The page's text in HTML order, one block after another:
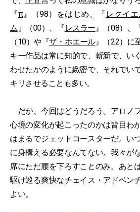
『π』（98）をはじめ、『 レクイ
ム』（00）、『レスラー』（08）、
（10）や『ザ・ホエール』（22）に
キー作品は常に知的で、斬新で、い
わせたかのように緻密で、それでい
キリさせることも多い。
だが、今回はどうだろう。アロノ
心境の変化が起こったのかは皆目わ
はまるでジェットコースターだ。い
に身構える必要なんてない。我々が
席にただ腰を下ろすことのみ。あと
駆け巡る爽快なチェイス・アドベン
よい。